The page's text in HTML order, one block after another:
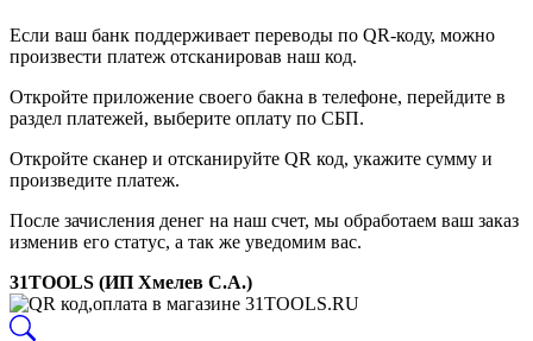
Если ваш банк поддерживает переводы по QR-коду, можно
произвести платеж отсканировав наш код.
Откройте приложение своего бакна в телефоне, перейдите в
раздел платежей, выберите оплату по СБП.
Откройте сканер и отсканируйте QR код, укажите сумму и
произведите платеж.
После зачисления денег на наш счет, мы обработаем ваш заказ
изменив его статус, а так же уведомим вас.
31TOOLS (ИП Хмелев С.А.)